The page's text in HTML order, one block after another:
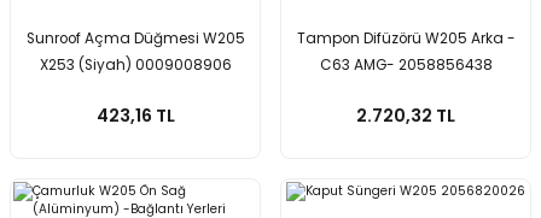
Sunroof Açma Düğmesi W205
X253 (Siyah) 0009008906
423,16 TL
Tampon Difüzörü W205 Arka -
C63 AMG- 2058856438
2.720,32 TL